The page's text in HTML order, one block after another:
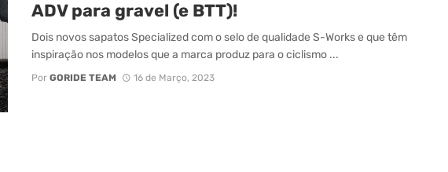
ADV para gravel (e BTT)!
Dois novos sapatos Specialized com o selo de qualidade S-Works e que têm
inspiração nos modelos que a marca produz para o ciclismo ...
Por GORIDE TEAM 16 de Março, 2023